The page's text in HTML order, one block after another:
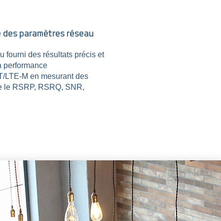
paramètres réseau
fourni des résultats précis et
performance
LTE-M en mesurant des
le RSRP, RSRQ, SNR,